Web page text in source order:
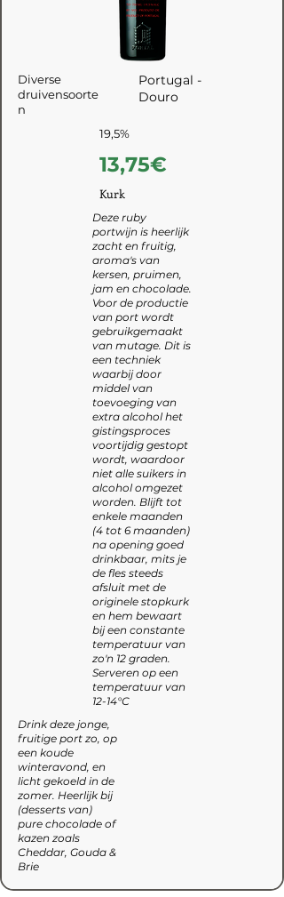
Diverse
druivensoorte
n
Portugal -
Douro
19,5%
13,75€
Kurk
Deze ruby
portwijn is heerlijk
zacht en fruitig,
aroma's van
kersen, pruimen,
jam en chocolade.
Voor de productie
van port wordt
gebruikgemaakt
van mutage. Dit is
een techniek
waarbij door
middel van
toevoeging van
extra alcohol het
gistingsproces
voortijdig gestopt
wordt, waardoor
niet alle suikers in
alcohol omgezet
worden. Blijft tot
enkele maanden
(4 tot 6 maanden)
na opening goed
drinkbaar, mits je
de fles steeds
afsluit met de
originele stopkurk
en hem bewaart
bij een constante
temperatuur van
zo'n 12 graden.
Serveren op een
temperatuur van
12-14°C
Drink deze jonge,
fruitige port zo, op
een koude
winteravond, en
licht gekoeld in de
zomer. Heerlijk bij
(desserts van)
pure chocolade of
kazen zoals
Cheddar, Gouda &
Brie